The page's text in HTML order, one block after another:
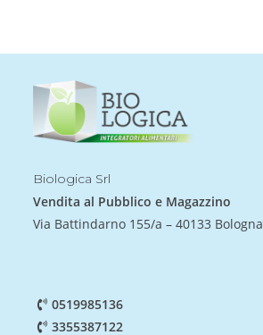
Biologica Srl
Vendita al Pubblico e Magazzino
Via Battindarno 155/a – 40133 Bologna
0519985136
3355387122